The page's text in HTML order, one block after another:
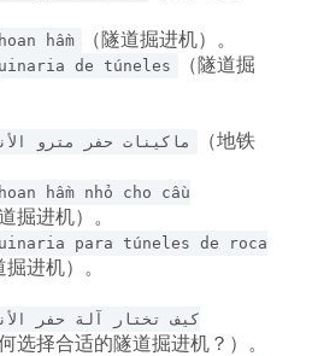
hầm
（隧道掘进机）。
de túneles
（隧道掘
ماكينات حفر مترو
（地铁
hầm nhỏ cho cầu
掘进机）。
para túneles de roca
掘进机）。
كيف تختار آلة حفر
何选择合适的隧道掘进机？）。